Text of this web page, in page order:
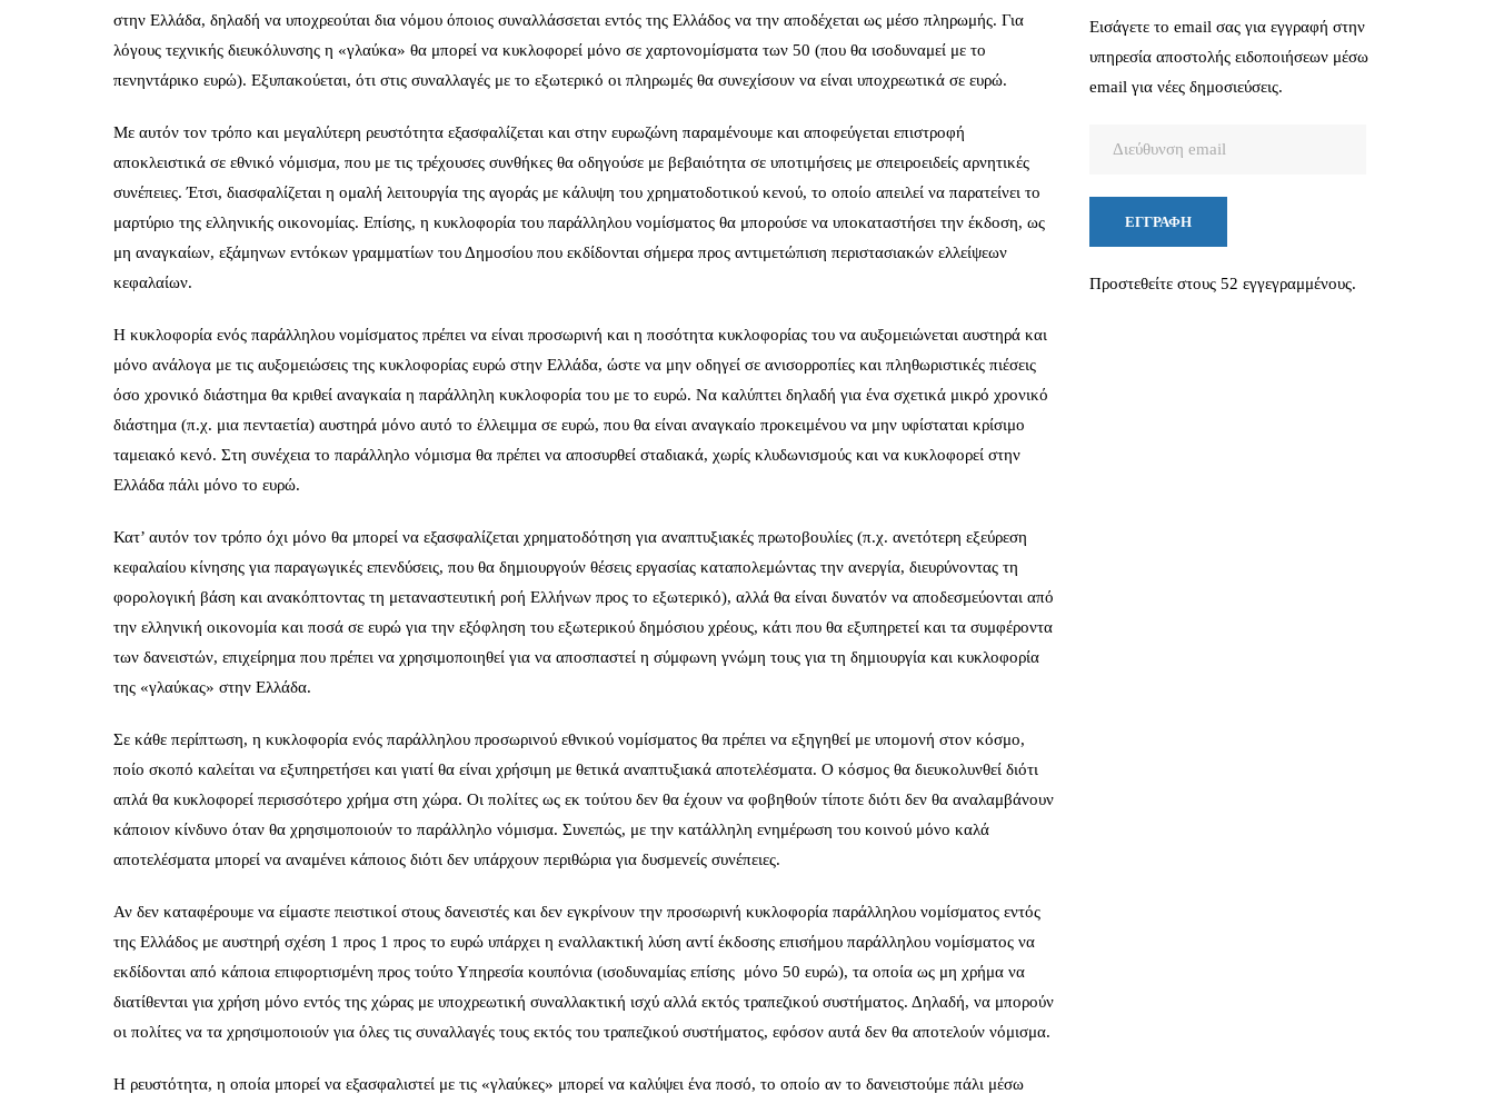
στην Ελλάδα, δηλαδή να υποχρεούται δια νόμου όποιος συναλλάσσεται εντός της Ελλάδος να την αποδέχεται ως μέσο πληρωμής. Για
λόγους τεχνικής διευκόλυνσης η «γλαύκα» θα μπορεί να κυκλοφορεί μόνο σε χαρτονομίσματα των 50 (που θα ισοδυναμεί με το
πενηντάρικο ευρώ). Εξυπακούεται, ότι στις συναλλαγές με το εξωτερικό οι πληρωμές θα συνεχίσουν να είναι υποχρεωτικά σε ευρώ.
Με αυτόν τον τρόπο και μεγαλύτερη ρευστότητα εξασφαλίζεται και στην ευρωζώνη παραμένουμε και αποφεύγεται επιστροφή
αποκλειστικά σε εθνικό νόμισμα, που με τις τρέχουσες συνθήκες θα οδηγούσε με βεβαιότητα σε υποτιμήσεις με σπειροειδείς αρνητικές
συνέπειες. Έτσι, διασφαλίζεται η ομαλή λειτουργία της αγοράς με κάλυψη του χρηματοδοτικού κενού, το οποίο απειλεί να παρατείνει το
μαρτύριο της ελληνικής οικονομίας. Επίσης, η κυκλοφορία του παράλληλου νομίσματος θα μπορούσε να υποκαταστήσει την έκδοση, ως
μη αναγκαίων, εξάμηνων εντόκων γραμματίων του Δημοσίου που εκδίδονται σήμερα προς αντιμετώπιση περιστασιακών ελλείψεων
κεφαλαίων.
Η κυκλοφορία ενός παράλληλου νομίσματος πρέπει να είναι προσωρινή και η ποσότητα κυκλοφορίας του να αυξομειώνεται αυστηρά και
μόνο ανάλογα με τις αυξομειώσεις της κυκλοφορίας ευρώ στην Ελλάδα, ώστε να μην οδηγεί σε ανισορροπίες και πληθωριστικές πιέσεις
όσο χρονικό διάστημα θα κριθεί αναγκαία η παράλληλη κυκλοφορία του με το ευρώ. Να καλύπτει δηλαδή για ένα σχετικά μικρό χρονικό
διάστημα (π.χ. μια πενταετία) αυστηρά μόνο αυτό το έλλειμμα σε ευρώ, που θα είναι αναγκαίο προκειμένου να μην υφίσταται κρίσιμο
ταμειακό κενό. Στη συνέχεια το παράλληλο νόμισμα θα πρέπει να αποσυρθεί σταδιακά, χωρίς κλυδωνισμούς και να κυκλοφορεί στην
Ελλάδα πάλι μόνο το ευρώ.
Κατ’ αυτόν τον τρόπο όχι μόνο θα μπορεί να εξασφαλίζεται χρηματοδότηση για αναπτυξιακές πρωτοβουλίες (π.χ. ανετότερη εξεύρεση
κεφαλαίου κίνησης για παραγωγικές επενδύσεις, που θα δημιουργούν θέσεις εργασίας καταπολεμώντας την ανεργία, διευρύνοντας τη
φορολογική βάση και ανακόπτοντας τη μεταναστευτική ροή Ελλήνων προς το εξωτερικό), αλλά θα είναι δυνατόν να αποδεσμεύονται από
την ελληνική οικονομία και ποσά σε ευρώ για την εξόφληση του εξωτερικού δημόσιου χρέους, κάτι που θα εξυπηρετεί και τα συμφέροντα
των δανειστών, επιχείρημα που πρέπει να χρησιμοποιηθεί για να αποσπαστεί η σύμφωνη γνώμη τους για τη δημιουργία και κυκλοφορία
της «γλαύκας» στην Ελλάδα.
Σε κάθε περίπτωση, η κυκλοφορία ενός παράλληλου προσωρινού εθνικού νομίσματος θα πρέπει να εξηγηθεί με υπομονή στον κόσμο,
ποίο σκοπό καλείται να εξυπηρετήσει και γιατί θα είναι χρήσιμη με θετικά αναπτυξιακά αποτελέσματα. Ο κόσμος θα διευκολυνθεί διότι
απλά θα κυκλοφορεί περισσότερο χρήμα στη χώρα. Οι πολίτες ως εκ τούτου δεν θα έχουν να φοβηθούν τίποτε διότι δεν θα αναλαμβάνουν
κάποιον κίνδυνο όταν θα χρησιμοποιούν το παράλληλο νόμισμα. Συνεπώς, με την κατάλληλη ενημέρωση του κοινού μόνο καλά
αποτελέσματα μπορεί να αναμένει κάποιος διότι δεν υπάρχουν περιθώρια για δυσμενείς συνέπειες.
Αν δεν καταφέρουμε να είμαστε πειστικοί στους δανειστές και δεν εγκρίνουν την προσωρινή κυκλοφορία παράλληλου νομίσματος εντός
της Ελλάδος με αυστηρή σχέση 1 προς 1 προς το ευρώ υπάρχει η εναλλακτική λύση αντί έκδοσης επισήμου παράλληλου νομίσματος να
εκδίδονται από κάποια επιφορτισμένη προς τούτο Υπηρεσία κουπόνια (ισοδυναμίας επίσης μόνο 50 ευρώ), τα οποία ως μη χρήμα να
διατίθενται για χρήση μόνο εντός της χώρας με υποχρεωτική συναλλακτική ισχύ αλλά εκτός τραπεζικού συστήματος. Δηλαδή, να μπορούν
οι πολίτες να τα χρησιμοποιούν για όλες τις συναλλαγές τους εκτός του τραπεζικού συστήματος, εφόσον αυτά δεν θα αποτελούν νόμισμα.
Η ρευστότητα, η οποία μπορεί να εξασφαλιστεί με τις «γλαύκες» μπορεί να καλύψει ένα ποσό, το οποίο αν το δανειστούμε πάλι μέσω
Εισάγετε το email σας για εγγραφή στην
υπηρεσία αποστολής ειδοποιήσεων μέσω
email για νέες δημοσιεύσεις.
ΕΓΓΡΑΦΉ
Προστεθείτε στους 52 εγγεγραμμένους.